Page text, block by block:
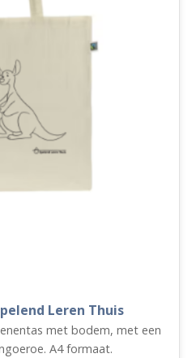
Leren Thuis
met bodem, met een
A4 formaat.